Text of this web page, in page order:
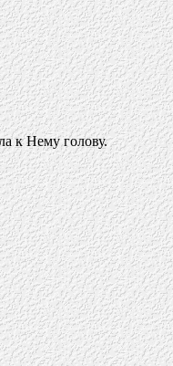
к Нему голову.